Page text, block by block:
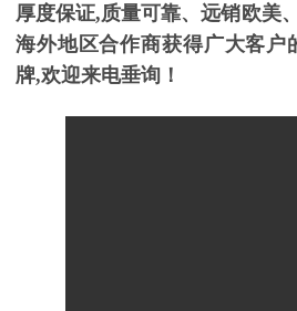
厚度保证,质量可靠、远销欧美
海外地区合作商获得广大客户
牌,欢迎来电垂询！